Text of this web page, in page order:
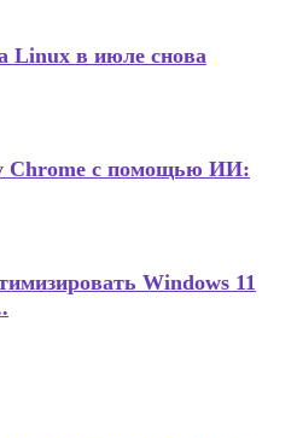
Linux в июле снова
Chrome с помощью ИИ:
Windows 11